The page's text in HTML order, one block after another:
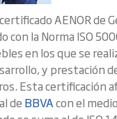
AENOR de
con la Norma ISO
en los que se
y prestación
Esta certificación
deBBVAcon el